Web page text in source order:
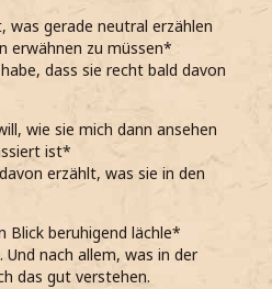
was gerade neutral erzählen
erwähnen zu müssen*
dass sie recht bald davon
wie sie mich dann ansehen
ist*
erzählt, was sie in den
Blick beruhigend lächle*
nach allem, was in der
das gut verstehen.